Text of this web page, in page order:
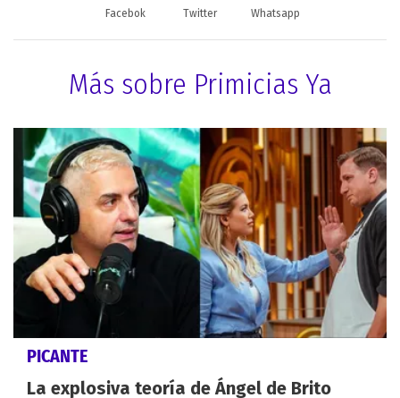
Facebok Twitter Whatsapp
Más sobre Primicias Ya
PICANTE
La explosiva teoría de Ángel de Brito